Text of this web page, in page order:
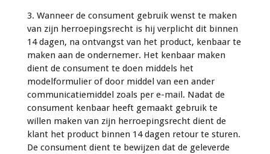
3. Wanneer de consument gebruik wenst te maken
van zijn herroepingsrecht is hij verplicht dit binnen
14 dagen, na ontvangst van het product, kenbaar te
maken aan de ondernemer. Het kenbaar maken
dient de consument te doen middels het
modelformulier of door middel van een ander
communicatiemiddel zoals per e-mail. Nadat de
consument kenbaar heeft gemaakt gebruik te
willen maken van zijn herroepingsrecht dient de
klant het product binnen 14 dagen retour te sturen.
De consument dient te bewijzen dat de geleverde